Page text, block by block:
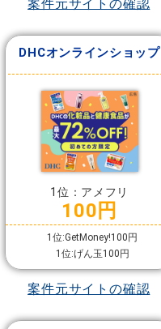
案件元サイトの確認
DHCオンラインショップ
1位：アメフリ
100円
1位:GetMoney!100円
1位:げん玉100円
案件元サイトの確認